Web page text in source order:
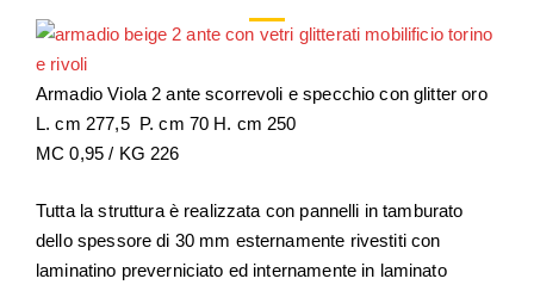
Armadio Viola 2 ante scorrevoli e specchio con glitter oro
L. cm 277,5 P. cm 70 H. cm 250
MC 0,95 / KG 226
Tutta la struttura è realizzata con pannelli in tamburato
dello spessore di 30 mm esternamente rivestiti con
laminatino preverniciato ed internamente in laminato